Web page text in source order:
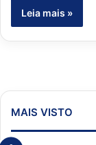
Leia mais »
MAIS VISTO